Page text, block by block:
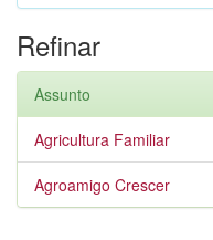
Refinar
Assunto
Agricultura Familiar
Agroamigo Crescer